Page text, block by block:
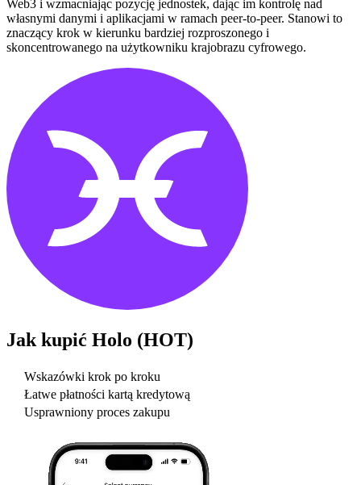
Web3 i wzmacniając pozycję jednostek, dając im kontrolę nad
własnymi danymi i aplikacjami w ramach peer-to-peer. Stanowi to
znaczący krok w kierunku bardziej rozproszonego i
skoncentrowanego na użytkowniku krajobrazu cyfrowego.
Jak kupić Holo (HOT)
Wskazówki krok po kroku
Łatwe płatności kartą kredytową
Usprawniony proces zakupu